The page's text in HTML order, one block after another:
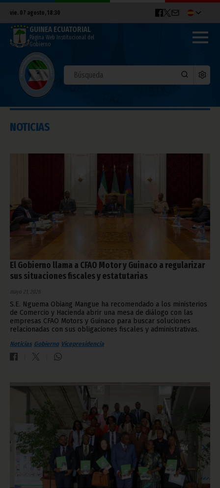
vie. 07 agosto, 18:30
GUINEA ECUATORIAL
Página Web Institucional del
Gobierno
NOTICIAS
El Gobierno llama a CFAO Motor y Guinaco a regularizar
sus situaciones fiscales y estatutarias
mayo 21, 2026
S.E. Nguema Obiang Mangue ha recomendado a los ministerios
de Comercio y Hacienda abrir una mesa de diálogo con las
empresas CFAO Motors y Guinaco para buscar soluciones
relacionadas con sus obligaciones fiscales y administrativas.
Noticias Gobierno Vicepresidencia